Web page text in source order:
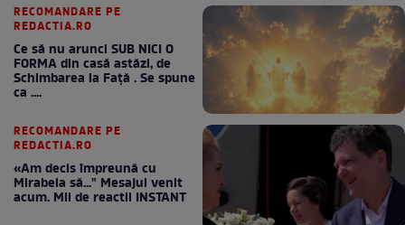
RECOMANDARE PE
REDACTIA.RO
Ce să nu arunci SUB NICI O
FORMA din casă astăzi, de
Schimbarea la Față . Se spune
ca ....
RECOMANDARE PE
REDACTIA.RO
«Am decis împreună cu
Mirabela să..." Mesajul venit
acum. Mii de reactii INSTANT